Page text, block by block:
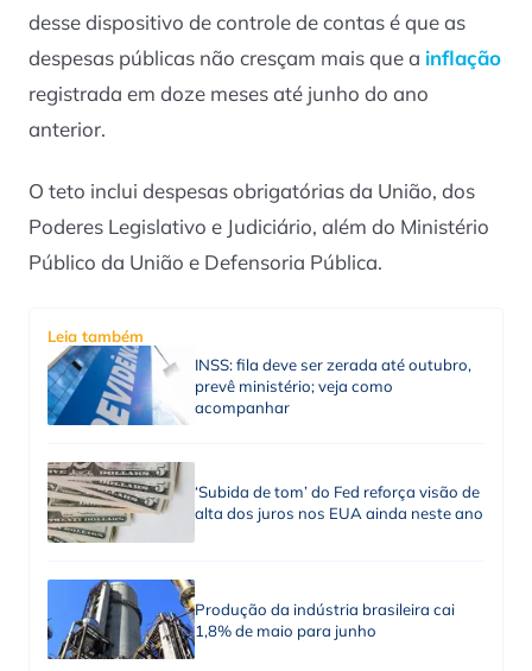
desse dispositivo de controle de contas é que as
despesas públicas não cresçam mais que a inflação
registrada em doze meses até junho do ano
anterior.
O teto inclui despesas obrigatórias da União, dos
Poderes Legislativo e Judiciário, além do Ministério
Público da União e Defensoria Pública.
Leia também
INSS: fila deve ser zerada até outubro,
prevê ministério; veja como
acompanhar
‘Subida de tom’ do Fed reforça visão de
alta dos juros nos EUA ainda neste ano
Produção da indústria brasileira cai
1,8% de maio para junho